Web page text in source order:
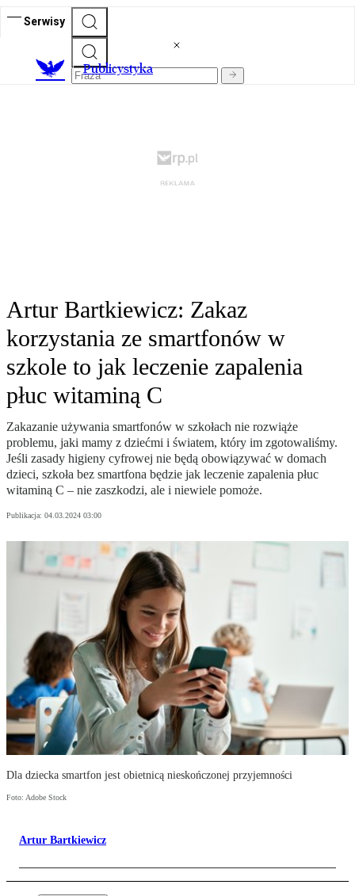
Serwisy
Publicystyka
Artur Bartkiewicz: Zakaz
korzystania ze smartfonów w
szkole to jak leczenie zapalenia
płuc witaminą C
Zakazanie używania smartfonów w szkołach nie rozwiąże
problemu, jaki mamy z dziećmi i światem, który im zgotowaliśmy.
Jeśli zasady higieny cyfrowej nie będą obowiązywać w domach
dzieci, szkoła bez smartfona będzie jak leczenie zapalenia płuc
witaminą C – nie zaszkodzi, ale i niewiele pomoże.
Publikacja: 04.03.2024 03:00
Dla dziecka smartfon jest obietnicą nieskończonej przyjemności
Foto: Adobe Stock
Artur Bartkiewicz